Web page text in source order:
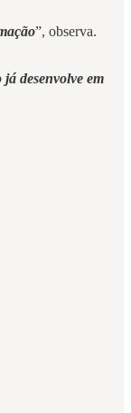
”, observa.
desenvolve em